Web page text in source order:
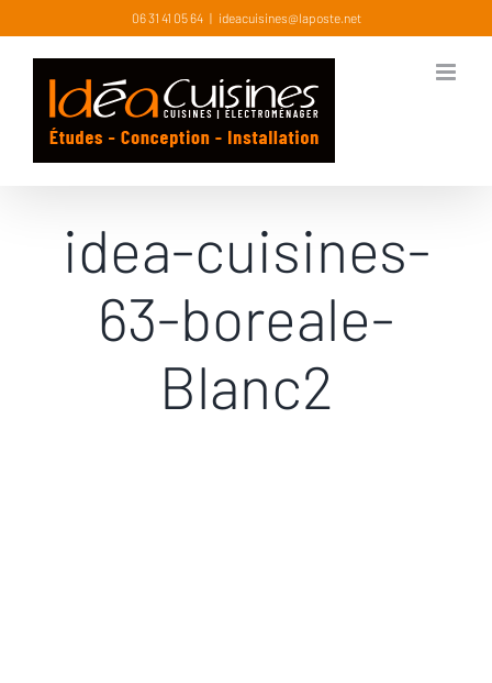
to
content
06 31 41 05 64 | ideacuisines@laposte.net
idea-cuisines-
63-boreale-
Blanc2